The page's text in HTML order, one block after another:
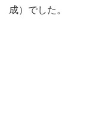
成）でした。